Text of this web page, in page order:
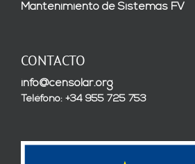
Mantenimiento de Sistemas FV
CONTACTO
info@censolar.org
Teléfono: +34 955 725 753